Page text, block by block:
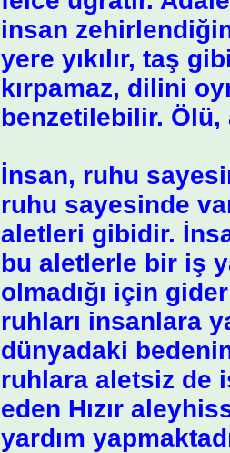
insan
yere yıkılır, taş
kırpamaz, dilini
benzetilebilir. Ölü,
İnsan, ruhu
ruhu sayesinde
aletleri gibidir.
bu aletlerle bir iş
olmadığı için
ruhları insanlara
dünyadaki
ruhlara aletsiz de
eden Hızır
yardım